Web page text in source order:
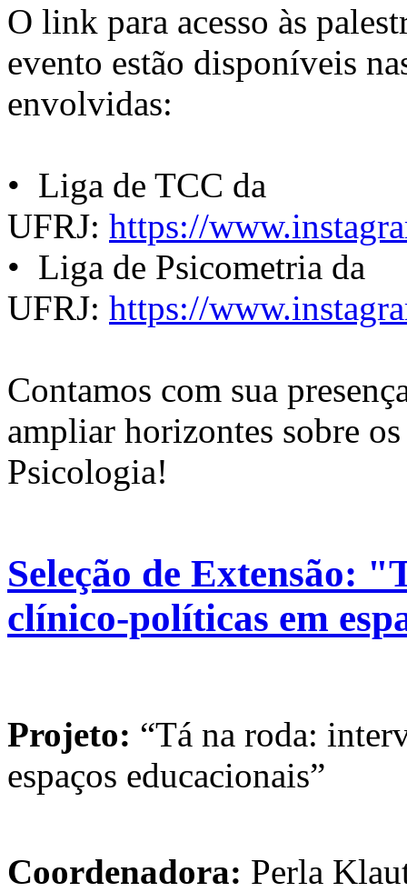
O link para acesso às
evento estão disponíveis
envolvidas:
•⁠ Liga de TCC da
UFRJ: https://
•⁠ ⁠Liga de Psicometria da
UFRJ: https://
Contamos com sua
ampliar horizontes sobre
Psicologia!
Seleção de Extensão:
clínico-políticas em
Projeto: “Tá na roda:
espaços educacionais”
Coordenadora: Perla